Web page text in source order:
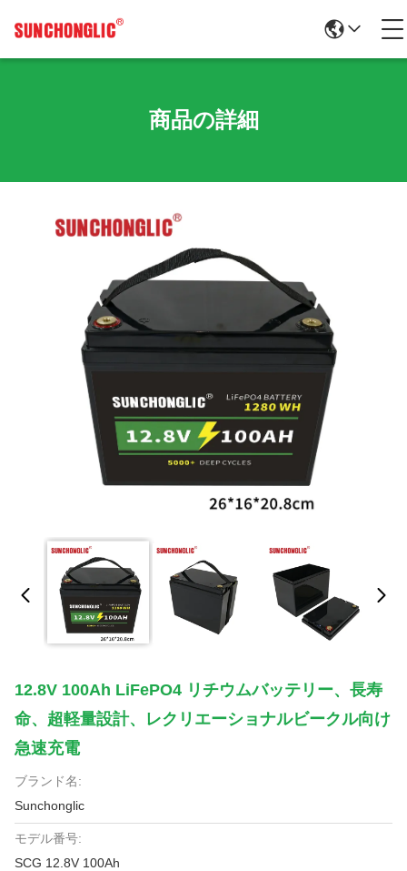
商品の詳細
12.8V 100Ah LiFePO4 リチウムバッテリー、長寿
命、超軽量設計、レクリエーショナルビークル向け
急速充電
ブランド名:
Sunchonglic
モデル番号:
SCG 12.8V 100Ah